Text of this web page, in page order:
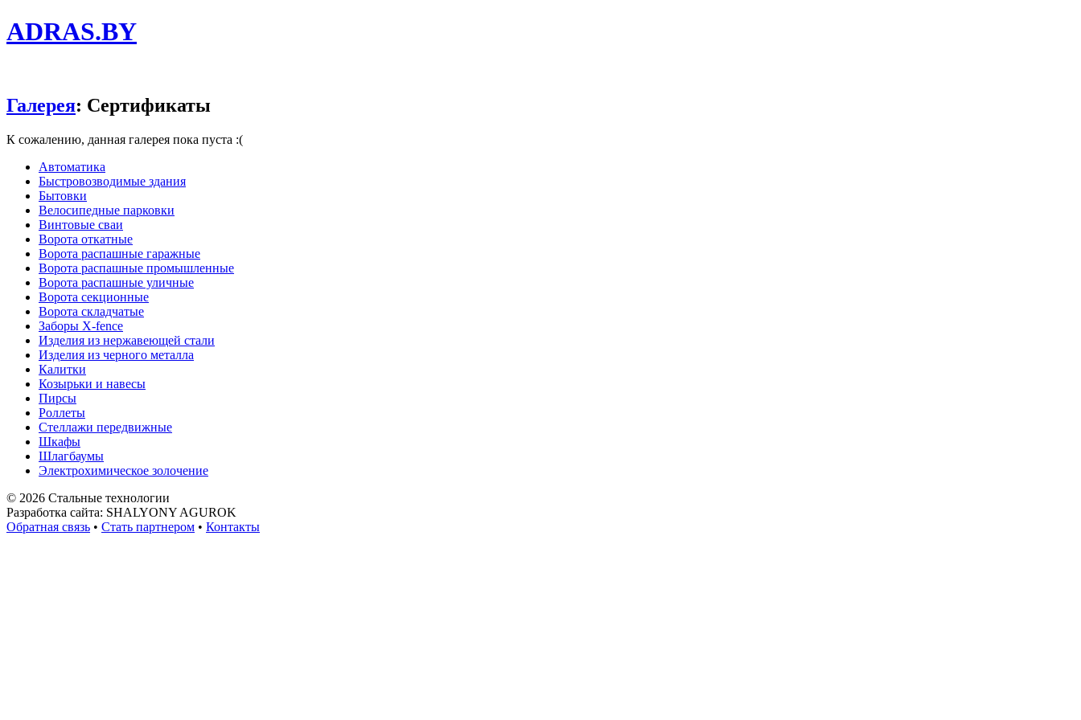
ADRAS.BY
Галерея: Сертификаты
К сожалению, данная галерея пока пуста :(
Автоматика
Быстровозводимые здания
Бытовки
Велосипедные парковки
Винтовые сваи
Ворота откатные
Ворота распашные гаражные
Ворота распашные промышленные
Ворота распашные уличные
Ворота секционные
Ворота складчатые
Заборы X-fence
Изделия из нержавеющей стали
Изделия из черного металла
Калитки
Козырьки и навесы
Пирсы
Роллеты
Стеллажи передвижные
Шкафы
Шлагбаумы
Электрохимическое золочение
© 2026 Стальные технологии
Разработка сайта: SHALYONY AGUROK
Обратная связь • Стать партнером • Контакты